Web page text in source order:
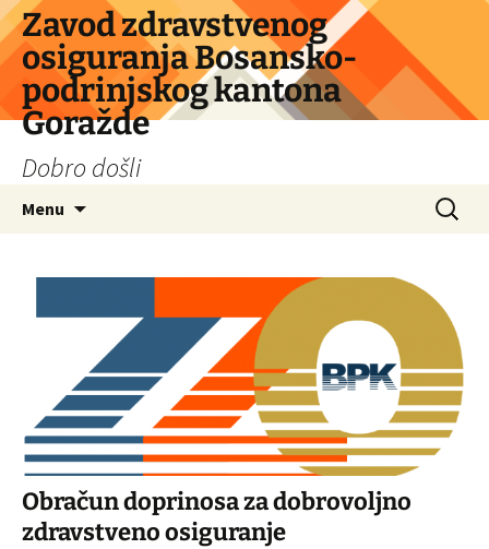
Skip
to
content
Zavod zdravstvenog
osiguranja Bosansko-
podrinjskog kantona
Goražde
Dobro došli
Menu
Search
for:
Obračun doprinosa za dobrovoljno
zdravstveno osiguranje